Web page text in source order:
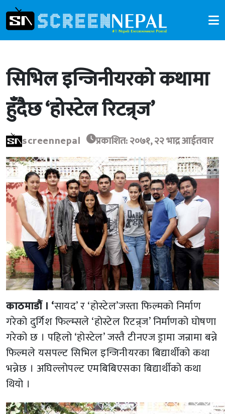
सिभिल इन्जिनीयरको कथामा
हुँदैछ ‘होस्टेल रिटन्र्ज’
screennepal प्रकाशित: २०७१, २२ भाद्र आईतवार
काठमाडौं । ‘सायद’ र ‘होस्टेल’जस्ता फिल्मको निर्माण
गरेको दुर्गिश फिल्म्सले ‘होस्टेल रिटन्र्ज’ निर्माणको घोषणा
गरेको छ । पहिलो ‘होस्टेल’ जस्तै टीनएज ड्रामा जन्रामा बन्ने
फिल्मले यसपल्ट सिभिल इन्जिनीयरका बिद्यार्थीको कथा
भन्नेछ । अघिल्लोपल्ट एमबिबिएसका बिद्यार्थीको कथा
थियो ।